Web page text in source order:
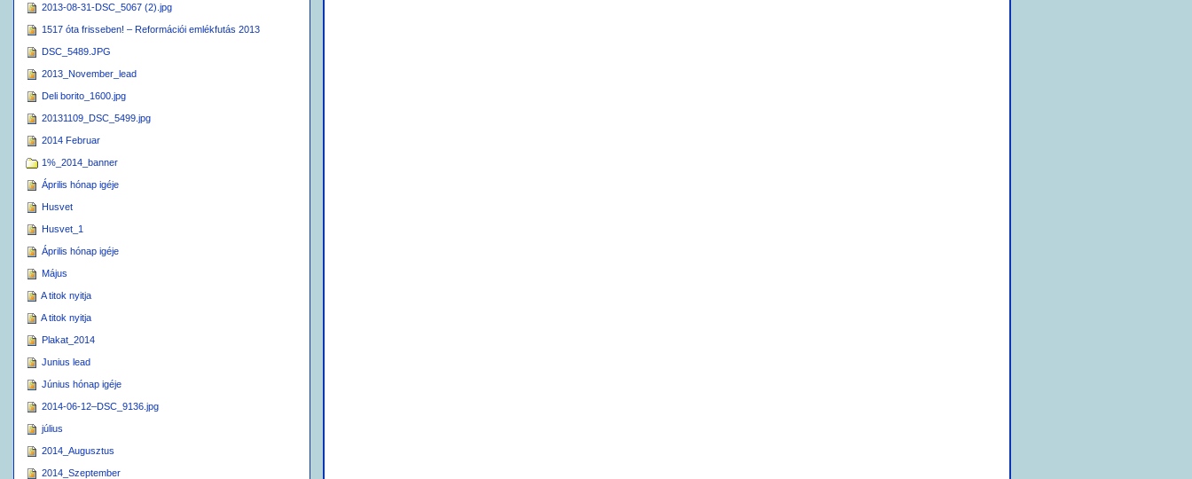
2013-08-31-DSC_5067 (2).jpg
1517 óta frisseben! – Reformációi emlékfutás 2013
DSC_5489.JPG
2013_November_lead
Deli borito_1600.jpg
20131109_DSC_5499.jpg
2014 Februar
1%_2014_banner
Április hónap igéje
Husvet
Husvet_1
Április hónap igéje
Május
A titok nyitja
A titok nyitja
Plakat_2014
Junius lead
Június hónap igéje
2014-06-12–DSC_9136.jpg
július
2014_Augusztus
2014_Szeptember